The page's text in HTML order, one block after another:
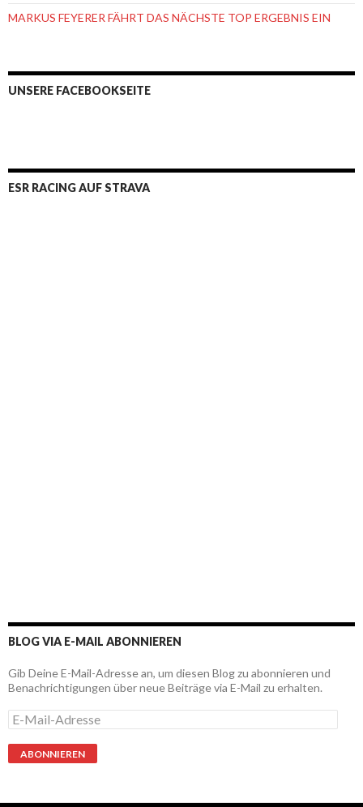
MARKUS FEYERER FÄHRT DAS NÄCHSTE TOP ERGEBNIS EIN
UNSERE FACEBOOKSEITE
ESR RACING AUF STRAVA
BLOG VIA E-MAIL ABONNIEREN
Gib Deine E-Mail-Adresse an, um diesen Blog zu abonnieren und
Benachrichtigungen über neue Beiträge via E-Mail zu erhalten.
E
-
M
a
-